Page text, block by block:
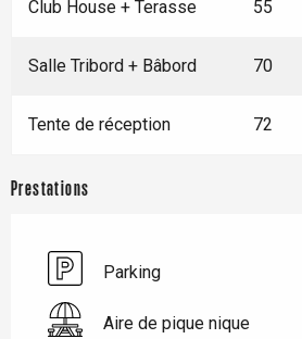
Club House + Terasse 55
Salle Tribord + Bâbord 70
Tente de réception 72
Prestations
Parking
Aire de pique nique